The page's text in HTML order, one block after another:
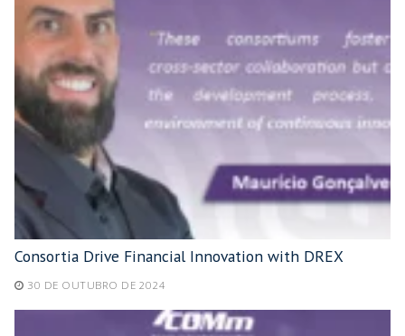
Consortia Drive Financial Innovation with DREX
30 DE OUTUBRO DE 2024